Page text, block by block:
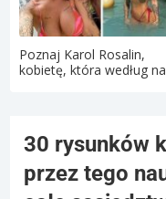
Poznaj Karol Rosalin,
kobietę, która według
30 rysunków
przez tego